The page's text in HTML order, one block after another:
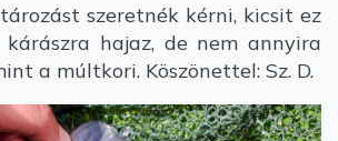
szeretnék kérni, kicsit ez
hajaz, de nem annyira
a múltkori. Köszönettel: Sz. D.